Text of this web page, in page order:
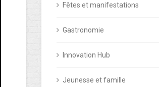
Fêtes et manifestations
Gastronomie
Innovation Hub
Jeunesse et famille